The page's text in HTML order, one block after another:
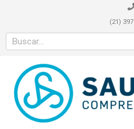
(21)